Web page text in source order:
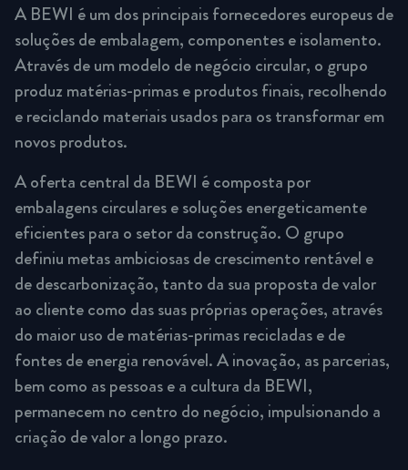
A BEWI é um dos principais fornecedores europeus de
soluções de embalagem, componentes e isolamento.
Através de um modelo de negócio circular, o grupo
produz matérias-primas e produtos finais, recolhendo
e reciclando materiais usados para os transformar em
novos produtos.
A oferta central da BEWI é composta por
embalagens circulares e soluções energeticamente
eficientes para o setor da construção. O grupo
definiu metas ambiciosas de crescimento rentável e
de descarbonização, tanto da sua proposta de valor
ao cliente como das suas próprias operações, através
do maior uso de matérias-primas recicladas e de
fontes de energia renovável. A inovação, as parcerias,
bem como as pessoas e a cultura da BEWI,
permanecem no centro do negócio, impulsionando a
criação de valor a longo prazo.